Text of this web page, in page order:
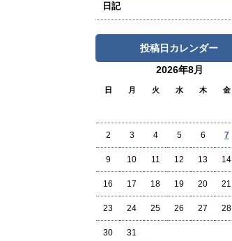
日記
投稿日カレンダー
2026年8月
日 月 火 水 木 金
2 3 4 5 6 7
9 10 11 12 13 14
16 17 18 19 20 21
23 24 25 26 27 28
30 31